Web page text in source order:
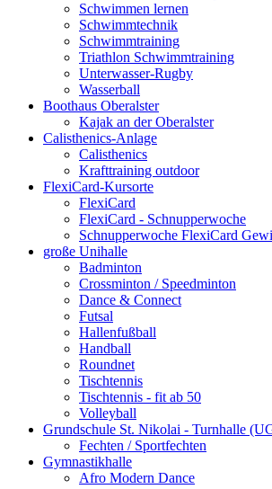
Schwimmen lernen
Schwimmtechnik
Schwimmtraining
Triathlon Schwimmtraining
Unterwasser-Rugby
Wasserball
Boothaus Oberalster
Kajak an der Oberalster
Calisthenics-Anlage
Calisthenics
Krafttraining outdoor
FlexiCard-Kursorte
FlexiCard
FlexiCard - Schnupperwoche
Schnupperwoche FlexiCard
große Unihalle
Badminton
Crossminton / Speedminton
Dance & Connect
Futsal
Hallenfußball
Handball
Roundnet
Tischtennis
Tischtennis - fit ab 50
Volleyball
Grundschule St. Nikolai - Turnhalle
Fechten / Sportfechten
Gymnastikhalle
Afro Modern Dance